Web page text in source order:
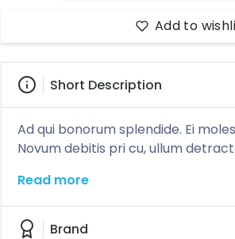
Add to
Short Description
Ad qui bonorum splendide. Ei
Novum debitis pri cu, ullum
Read more
Brand